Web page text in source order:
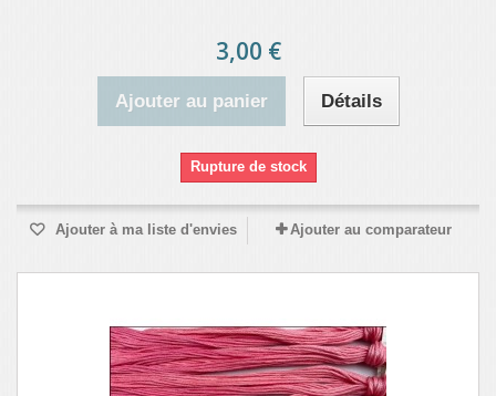
3,00 €
Ajouter au panier Détails
Rupture de stock
Ajouter à ma liste d'envies Ajouter au comparateur